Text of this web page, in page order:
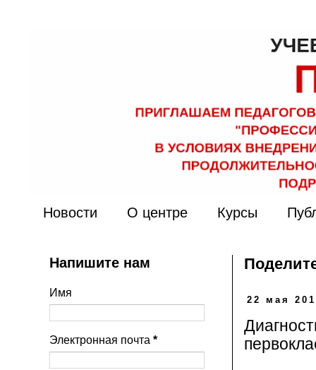
Новости О центре Курсы
22 мая
Напишите нам
Имя
Электронная почта *